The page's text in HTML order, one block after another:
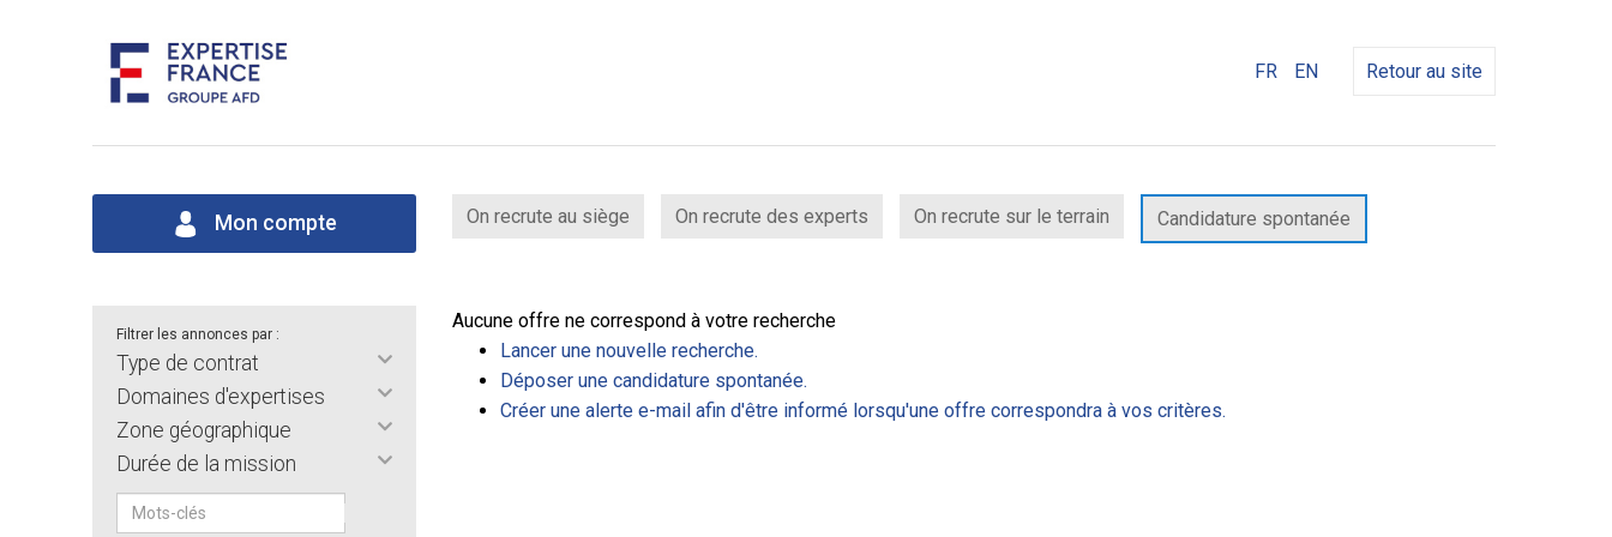
FR EN Retour au site
Mon compte On recrute au siège On recrute des experts On recrute sur le terrain Candidature spontanée
Filtrer les annonces par :
Type de contrat
Domaines d'expertises
Zone géographique
Durée de la mission
Aucune offre ne correspond à votre recherche
Lancer une nouvelle recherche.
Déposer une candidature spontanée.
Créer une alerte e-mail afin d'être informé lorsqu'une offre correspondra à vos critères.